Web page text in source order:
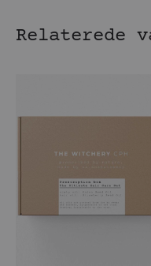
Relaterede